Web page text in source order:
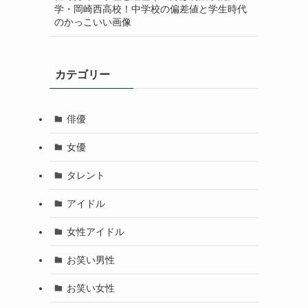
学・岡崎西高校！中学校の偏差値と学生時代
のかっこいい画像
カテゴリー
俳優
女優
タレント
アイドル
女性アイドル
お笑い男性
お笑い女性